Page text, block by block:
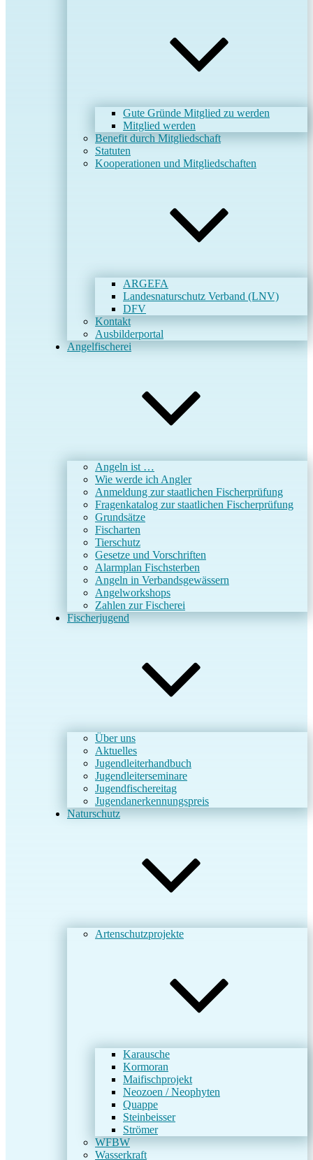
Gute Gründe Mitglied zu werden
Mitglied werden
Benefit durch Mitgliedschaft
Statuten
Kooperationen und Mitgliedschaften
ARGEFA
Landesnaturschutz Verband (LNV)
DFV
Kontakt
Ausbilderportal
Angelfischerei
Angeln ist …
Wie werde ich Angler
Anmeldung zur staatlichen Fischerprüfung
Fragenkatalog zur staatlichen Fischerprüfung
Grundsätze
Fischarten
Tierschutz
Gesetze und Vorschriften
Alarmplan Fischsterben
Angeln in Verbandsgewässern
Angelworkshops
Zahlen zur Fischerei
Fischerjugend
Über uns
Aktuelles
Jugendleiterhandbuch
Jugendleiterseminare
Jugendfischereitag
Jugendanerkennungspreis
Naturschutz
Artenschutzprojekte
Karausche
Kormoran
Maifischprojekt
Neozoen / Neophyten
Quappe
Steinbeisser
Strömer
WFBW
Wasserkraft